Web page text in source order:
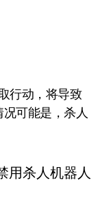
可能是，杀人